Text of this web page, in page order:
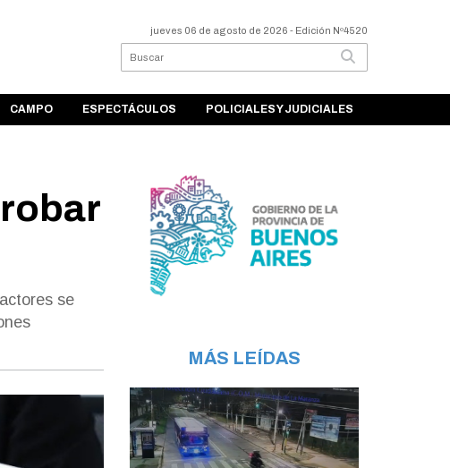
jueves 06 de agosto de 2026 - Edición Nº4520
CAMPO ESPECTÁCULOS POLICIALES Y JUDICIALES
se
MÁS LEÍDAS